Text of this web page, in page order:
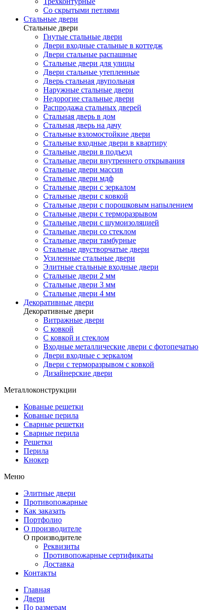
Со скрытыми петлями
Стальные двери
Стальные двери
Гнутые стальные двери
Двери входные стальные в коттедж
Двери стальные распашные
Стальные двери для улицы
Двери стальные утепленные
Дверь стальная двупольная
Наружные стальные двери
Недорогие стальные двери
Распродажа стальных дверей
Стальная дверь в дом
Стальная дверь на дачу
Стальные взломостойкие двери
Стальные входные двери в квартиру
Стальные двери в подъезд
Стальные двери внутреннего открывания
Стальные двери массив
Стальные двери мдф
Стальные двери с зеркалом
Стальные двери с ковкой
Стальные двери с порошковым напылением
Стальные двери с терморазрывом
Стальные двери с шумоизоляцией
Стальные двери со стеклом
Стальные двери тамбурные
Стальные двустворчатые двери
Усиленные стальные двери
Элитные стальные входные двери
Стальные двери 2 мм
Стальные двери 3 мм
Стальные двери 4 мм
Декоративные двери
Декоративные двери
Витражные двери
С ковкой
С ковкой и стеклом
Входные металлические двери с фотопечатью
Двери входные с зеркалом
Двери с терморазрывом с ковкой
Дизайнерские двери
Металлоконструкции
Кованые решетки
Кованые перила
Сварные решетки
Сварные перила
Решетки
Перила
Кнокер
Меню
Элитные двери
Противопожарные
Как заказать
Портфолио
О производителе
О производителе
Реквизиты
Противопожарные сертификаты
Доставка
Контакты
Главная
Двери
По размерам